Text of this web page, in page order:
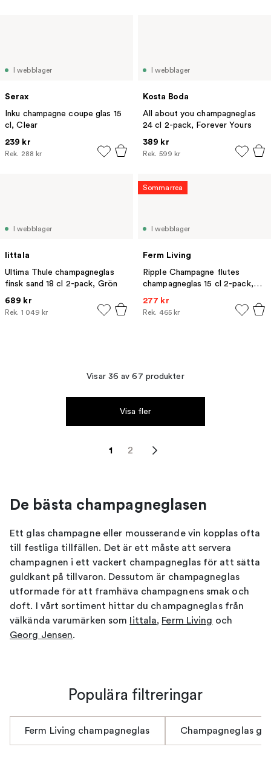
I webblager
Serax
Inku champagne coupe glas 15
cl, Clear
239 kr
Rek. 288 kr
I webblager
Kosta Boda
All about you champagneglas
24 cl 2-pack, Forever Yours
389 kr
Rek. 599 kr
I webblager
Iittala
Ultima Thule champagneglas
finsk sand 18 cl 2-pack, Grön
689 kr
Rek. 1 049 kr
I webblager
Ferm Living
Ripple Champagne flutes
champagneglas 15 cl 2-pack,
277 kr
Rek. 465 kr
Sommarrea
Visar 36 av 67 produkter
Visa fler
1 2
De bästa champagneglasen
Ett glas champagne eller mousserande vin kopplas ofta
till festliga tillfällen. Det är ett måste att servera
champagnen i ett vackert champagneglas för att sätta
guldkant på tillvaron. Dessutom är champagneglas
utformade för att framhäva champagnens smak och
doft. I vårt sortiment hittar du champagneglas från
välkända varumärken som Iittala, Ferm Living och
Georg Jensen.
champagneglas har, är de alltid utformade för att
framhäva champagnens smak, doft och lyxighet.
Dessutom är de utformade för att bevara bubblorna,
då de har en ojämnhet längst ner i kupan. Det är
Populära filtreringar
Ferm Living champagneglas Champagneglas